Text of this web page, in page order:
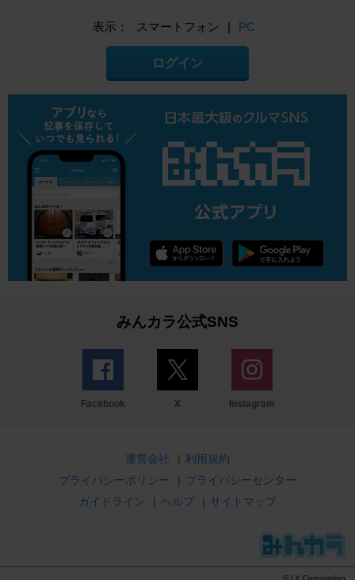
表示： スマートフォン | PC
ログイン
みんカラ公式SNS
Facebook X Instagram
運営会社 | 利用規約
プライバシーポリシー
| プライバシーセンター
ガイドライン
| ヘルプ | サイトマップ
© LY Corporation